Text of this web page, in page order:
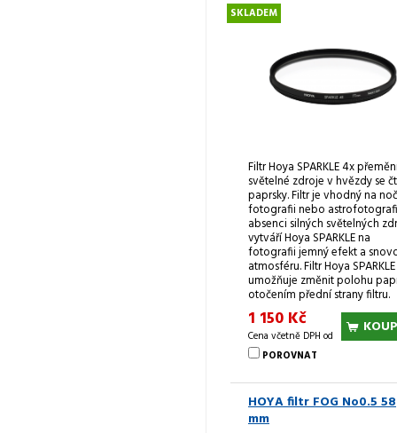
SKLADEM
Filtr Hoya SPARKLE 4x
světelné zdroje v hvězdy se
paprsky. Filtr je vhodný na
fotografii nebo
absenci silných světelných
vytváří Hoya SPARKLE na
fotografii jemný efekt a
atmosféru. Filtr Hoya SPARKLE
umožňuje změnit polohu
otočením přední strany filtru.
1 150 Kč
Cena včetně DPH od
POROVNAT
HOYA filtr FOG No0.5 58
mm